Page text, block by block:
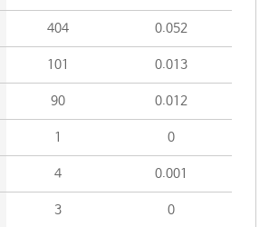
404 0.052
101 0.013
90 0.012
1 0
4 0.001
3 0